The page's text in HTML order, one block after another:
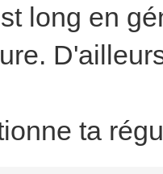
long en
ta